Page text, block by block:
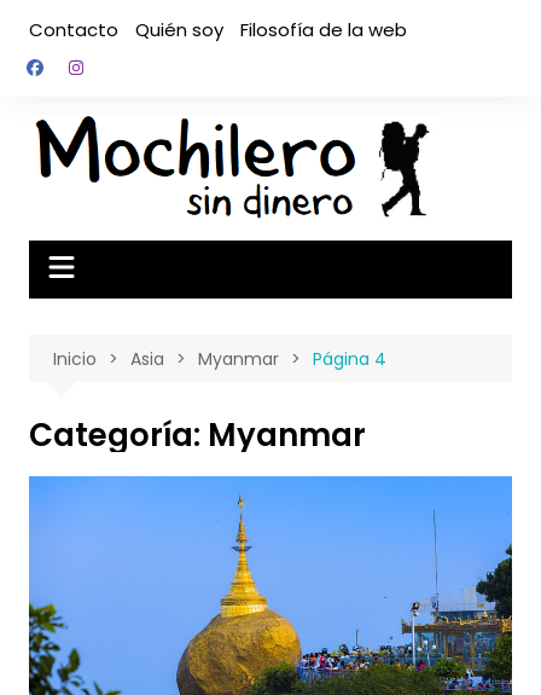
contenido
Contacto Quién soy Filosofía de la web
Inicio Asia Myanmar Página 4
Categoría: Myanmar